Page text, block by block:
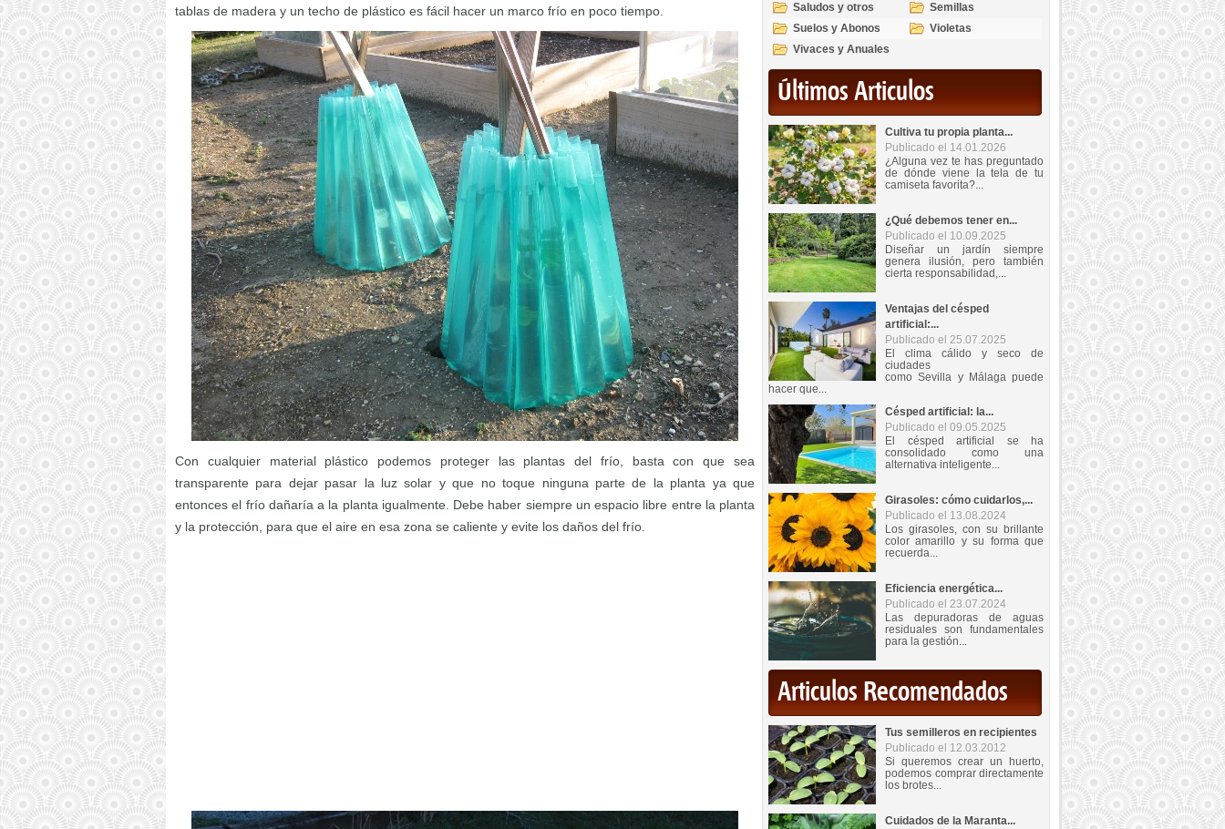
tablas de madera y un techo de plástico es fácil hacer un marco frío en poco tiempo.
Con cualquier material plástico podemos proteger las plantas del frío, basta con que sea
transparente para dejar pasar la luz solar y que no toque ninguna parte de la planta ya que
entonces el frío dañaría a la planta igualmente. Debe haber siempre un espacio libre entre la planta
y la protección, para que el aire en esa zona se caliente y evite los daños del frío.
Saludos y otros
temas
Semillas
Suelos y Abonos
Violetas
Vivaces y Anuales
Últimos Articulos
Cultiva tu propia planta...
Publicado el 14.01.2026
¿Alguna vez te has preguntado
de dónde viene la tela de tu
camiseta favorita?...
¿Qué debemos tener en...
Publicado el 10.09.2025
Diseñar un jardín siempre
genera ilusión, pero también
cierta responsabilidad,...
Ventajas del césped
artificial:...
Publicado el 25.07.2025
El clima cálido y seco de
ciudades
como Sevilla y Málaga puede
hacer que...
Césped artificial: la...
Publicado el 09.05.2025
El césped artificial se ha
consolidado como una
alternativa inteligente...
Girasoles: cómo cuidarlos,...
Publicado el 13.08.2024
Los girasoles, con su brillante
color amarillo y su forma que
recuerda...
Eficiencia energética...
Publicado el 23.07.2024
Las depuradoras de aguas
residuales son fundamentales
para la gestión...
Articulos Recomendados
Tus semilleros en recipientes
Publicado el 12.03.2012
Si queremos crear un huerto,
podemos comprar directamente
los brotes...
Cuidados de la Maranta...